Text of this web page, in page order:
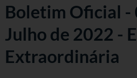
Boletim Oficial -
Julho de 2022 -
Extraordinária